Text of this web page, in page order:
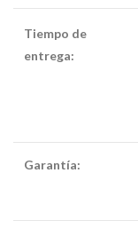
Tiempo de
entrega:
Garantía: